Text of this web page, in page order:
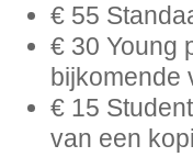
€ 55
€ 30 Young
bijkomende
€ 15
van een